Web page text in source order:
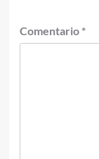
Comentario *